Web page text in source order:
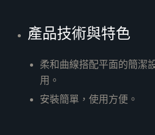
產品技術與特色
柔和曲線搭配平面的簡潔
用。
安裝簡單，使用方便。